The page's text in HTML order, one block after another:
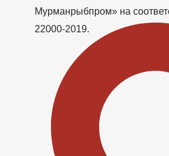
Мурманрыбпром» на
22000-2019.